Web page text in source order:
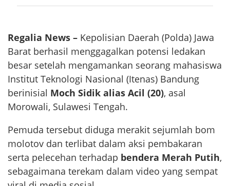
Regalia News – Kepolisian Daerah (Polda) Jawa
Barat berhasil menggagalkan potensi ledakan
besar setelah mengamankan seorang mahasiswa
Institut Teknologi Nasional (Itenas) Bandung
berinisial Moch Sidik alias Acil (20), asal
Morowali, Sulawesi Tengah.
Pemuda tersebut diduga merakit sejumlah bom
molotov dan terlibat dalam aksi pembakaran
serta pelecehan terhadap bendera Merah Putih,
sebagaimana terekam dalam video yang sempat